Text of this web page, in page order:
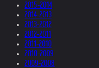
2015-2014
2014-2013
2013-2012
2012-2011
2011-2010
2010-2009
2009-2008